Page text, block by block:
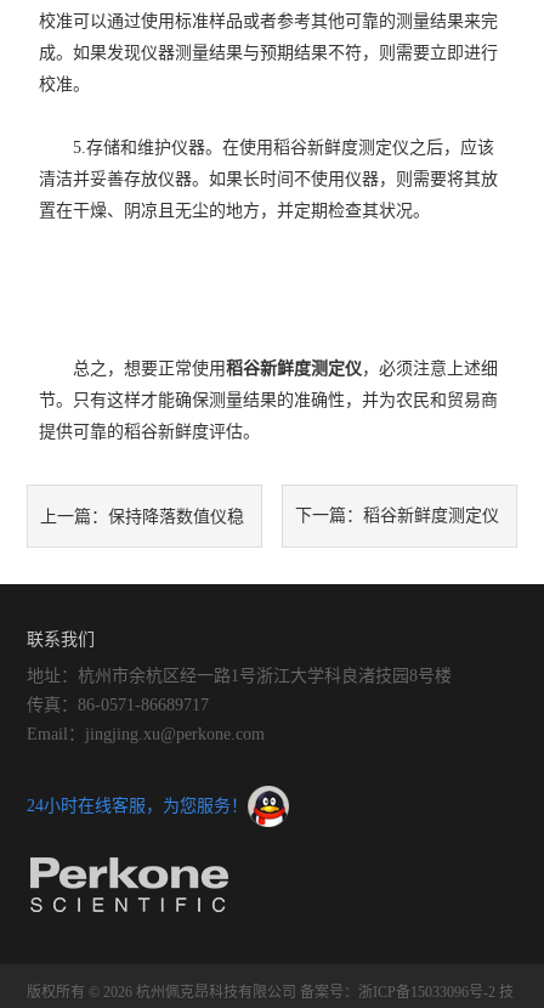
校准可以通过使用标准样品或者参考其他可靠的测量结果来完
成。如果发现仪器测量结果与预期结果不符，则需要立即进行
校准。
5.存储和维护仪器。在使用稻谷新鲜度测定仪之后，应该
清洁并妥善存放仪器。如果长时间不使用仪器，则需要将其放
置在干燥、阴凉且无尘的地方，并定期检查其状况。
总之，想要正常使用稻谷新鲜度测定仪，必须注意上述细
节。只有这样才能确保测量结果的准确性，并为农民和贸易商
提供可靠的稻谷新鲜度评估。
上一篇：保持降落数值仪稳
了？
下一篇： 稻谷新鲜度测定仪
联系我们
地址：杭州市余杭区经一路1号浙江大学科良渚技园8号楼
传真：86-0571-86689717
Email：jingjing.xu@perkone.com
24小时在线客服，为您服务！
版权所有 © 2026 杭州佩克昂科技有限公司 备案号：浙ICP备15033096号-2 技